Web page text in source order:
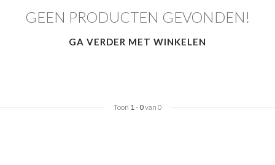
GEEN PRODUCTEN GEVONDEN!
GA VERDER MET WINKELEN
Toon 1- 0van 0